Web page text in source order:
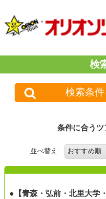
検
検索条
条件に合うツ
並べ替え:
●【青森・弘前・北里大学